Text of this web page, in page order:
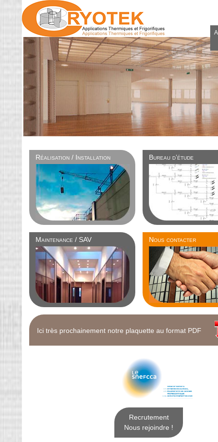
Réalisation / Installation Bureau d’étude
Maintenance / SAV Nous contacter
Ici très prochainement notre plaquette au format PDF
Recrutement
Nous rejoindre !